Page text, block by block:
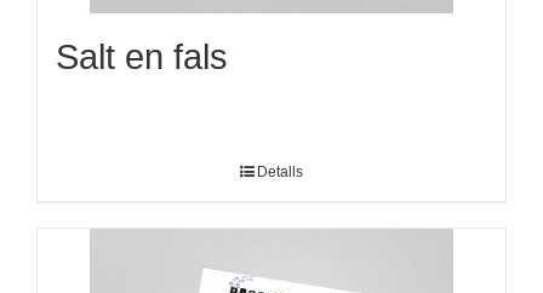
Salt en fals
Detalls